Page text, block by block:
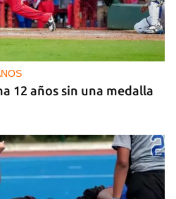
12 años sin una medalla